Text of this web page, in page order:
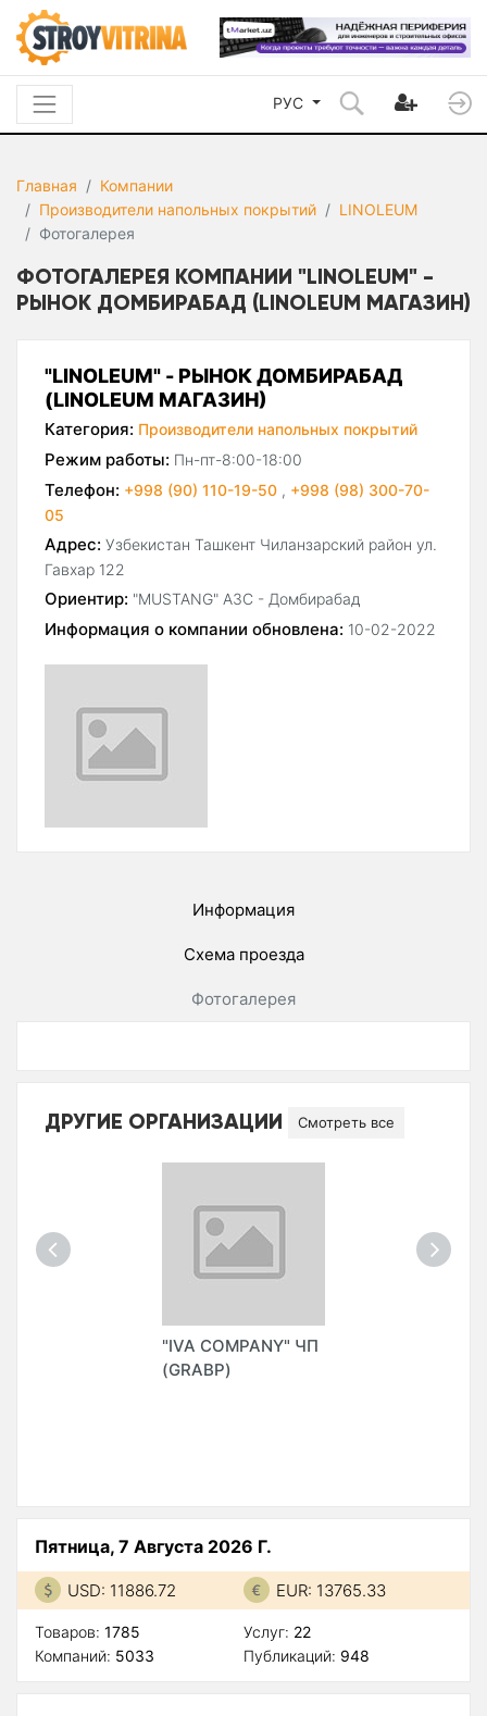
РУС
Главная
Компании
Производители напольных покрытий
LINOLEUM
Фотогалерея
ФОТОГАЛЕРЕЯ КОМПАНИИ "LINOLEUM" -
РЫНОК ДОМБИРАБАД (LINOLEUM МАГАЗИН)
"LINOLEUM" - РЫНОК ДОМБИРАБАД
(LINOLEUM МАГАЗИН)
Категория: Производители напольных покрытий
Режим работы: Пн-пт-8:00-18:00
Телефон: +998 (90) 110-19-50 , +998 (98) 300-70-
05
Адрес: Узбекистан Ташкент Чиланзарский район ул.
Гавхар 122
Ориентир: "MUSTANG" АЗС - Домбирабад
Информация о компании обновлена: 10-02-2022
Информация
Схема проезда
Фотогалерея
ДРУГИЕ ОРГАНИЗАЦИИ Смотреть все
"IVA COMPANY" ЧП
(GRABP)
Пятница, 7 Августа 2026 Г.
USD: 11886.72 EUR: 13765.33
Товаров: 1785
Компаний: 5033
Услуг: 22
Публикаций: 948